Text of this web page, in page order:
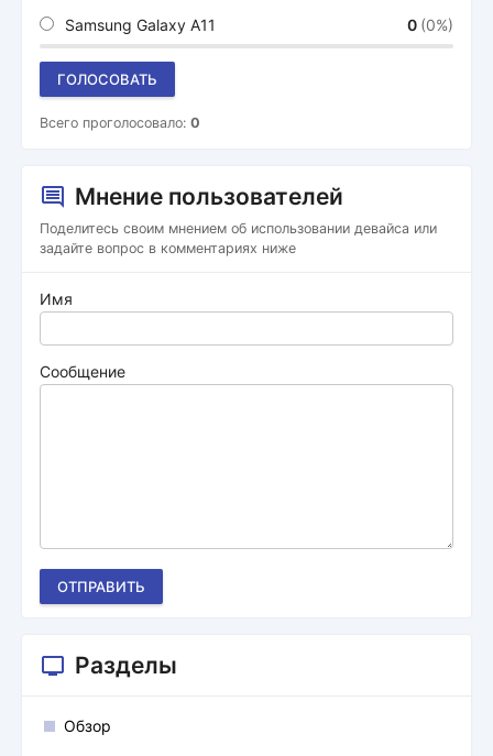
Samsung Galaxy A11 0 (0%)
ГОЛОСОВАТЬ
Всего проголосовало: 0
Мнение пользователей
Поделитесь своим мнением об использовании девайса или
задайте вопрос в комментариях ниже
Имя
Сообщение
ОТПРАВИТЬ
Разделы
Обзор